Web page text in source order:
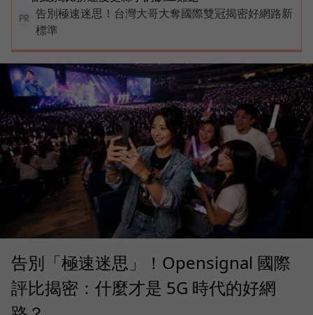
PR
告別極速迷思！台灣大哥大奪國際雙冠揭密好網路新
標準
告別「極速迷思」！Opensignal 國際
評比揭密：什麼才是 5G 時代的好網